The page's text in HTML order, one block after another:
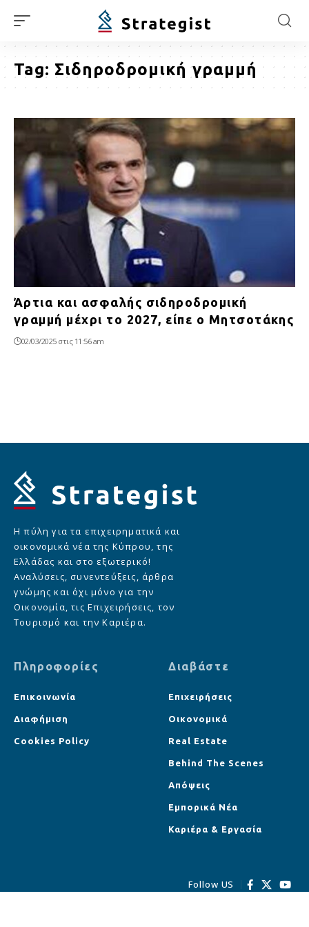
Tag: Σιδηροδρομική γραμμή
Άρτια και ασφαλής σιδηροδρομική
γραμμή μέχρι το 2027, είπε ο Μητσοτάκης
02/03/2025 στις 11:56 am
Η πύλη για τα επιχειρηματικά και
οικονομικά νέα της Κύπρου, της
Ελλάδας και στο εξωτερικό!
Αναλύσεις, συνεντεύξεις, άρθρα
γνώμης και όχι μόνο για την
Οικονομία, τις Επιχειρήσεις, τον
Τουρισμό και την Καριέρα.
Πληροφορίες
Επικοινωνία
Διαφήμιση
Cookies Policy
Διαβάστε
Επιχειρήσεις
Οικονομικά
Real Estate
Behind The Scenes
Απόψεις
Εμπορικά Νέα
Καριέρα & Εργασία
Follow US